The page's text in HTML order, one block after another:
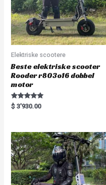
Elektriske scootere
Beste elektriske scooter
Rooder r803o16 dobbel
motor
Rated
5.00
$ 3'930.00